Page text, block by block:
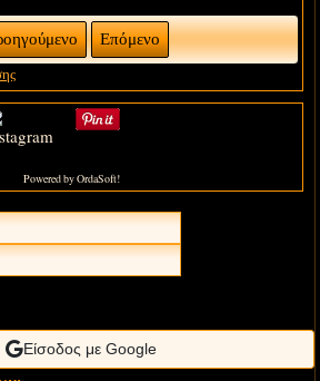
Επόμενο
Powered by OrdaSoft!
Είσοδος με Google